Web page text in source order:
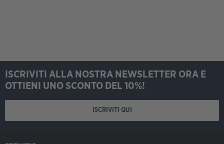
ISCRIVITI ALLA NOSTRA NEWSLETTER ORA E
OTTIENI UNO SCONTO DEL 10%!
ISCRIVITI QUI